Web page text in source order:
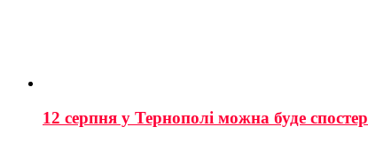
12 серпня у Тернополі можна буде